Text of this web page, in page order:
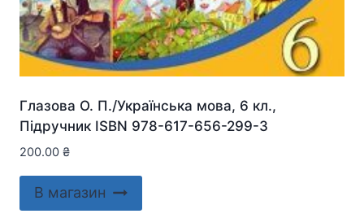
Глазова О. П./Українська мова, 6 кл.,
Підручник ISBN 978-617-656-299-3
200.00 ₴
В магазин